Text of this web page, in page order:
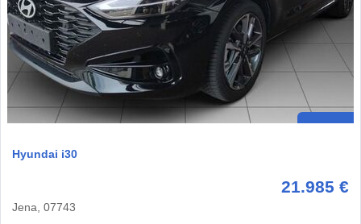
Hyundai i30
21.985 €
Jena, 07743